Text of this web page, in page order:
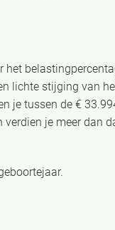
lichte stijging van
je tussen de €
je meer dan